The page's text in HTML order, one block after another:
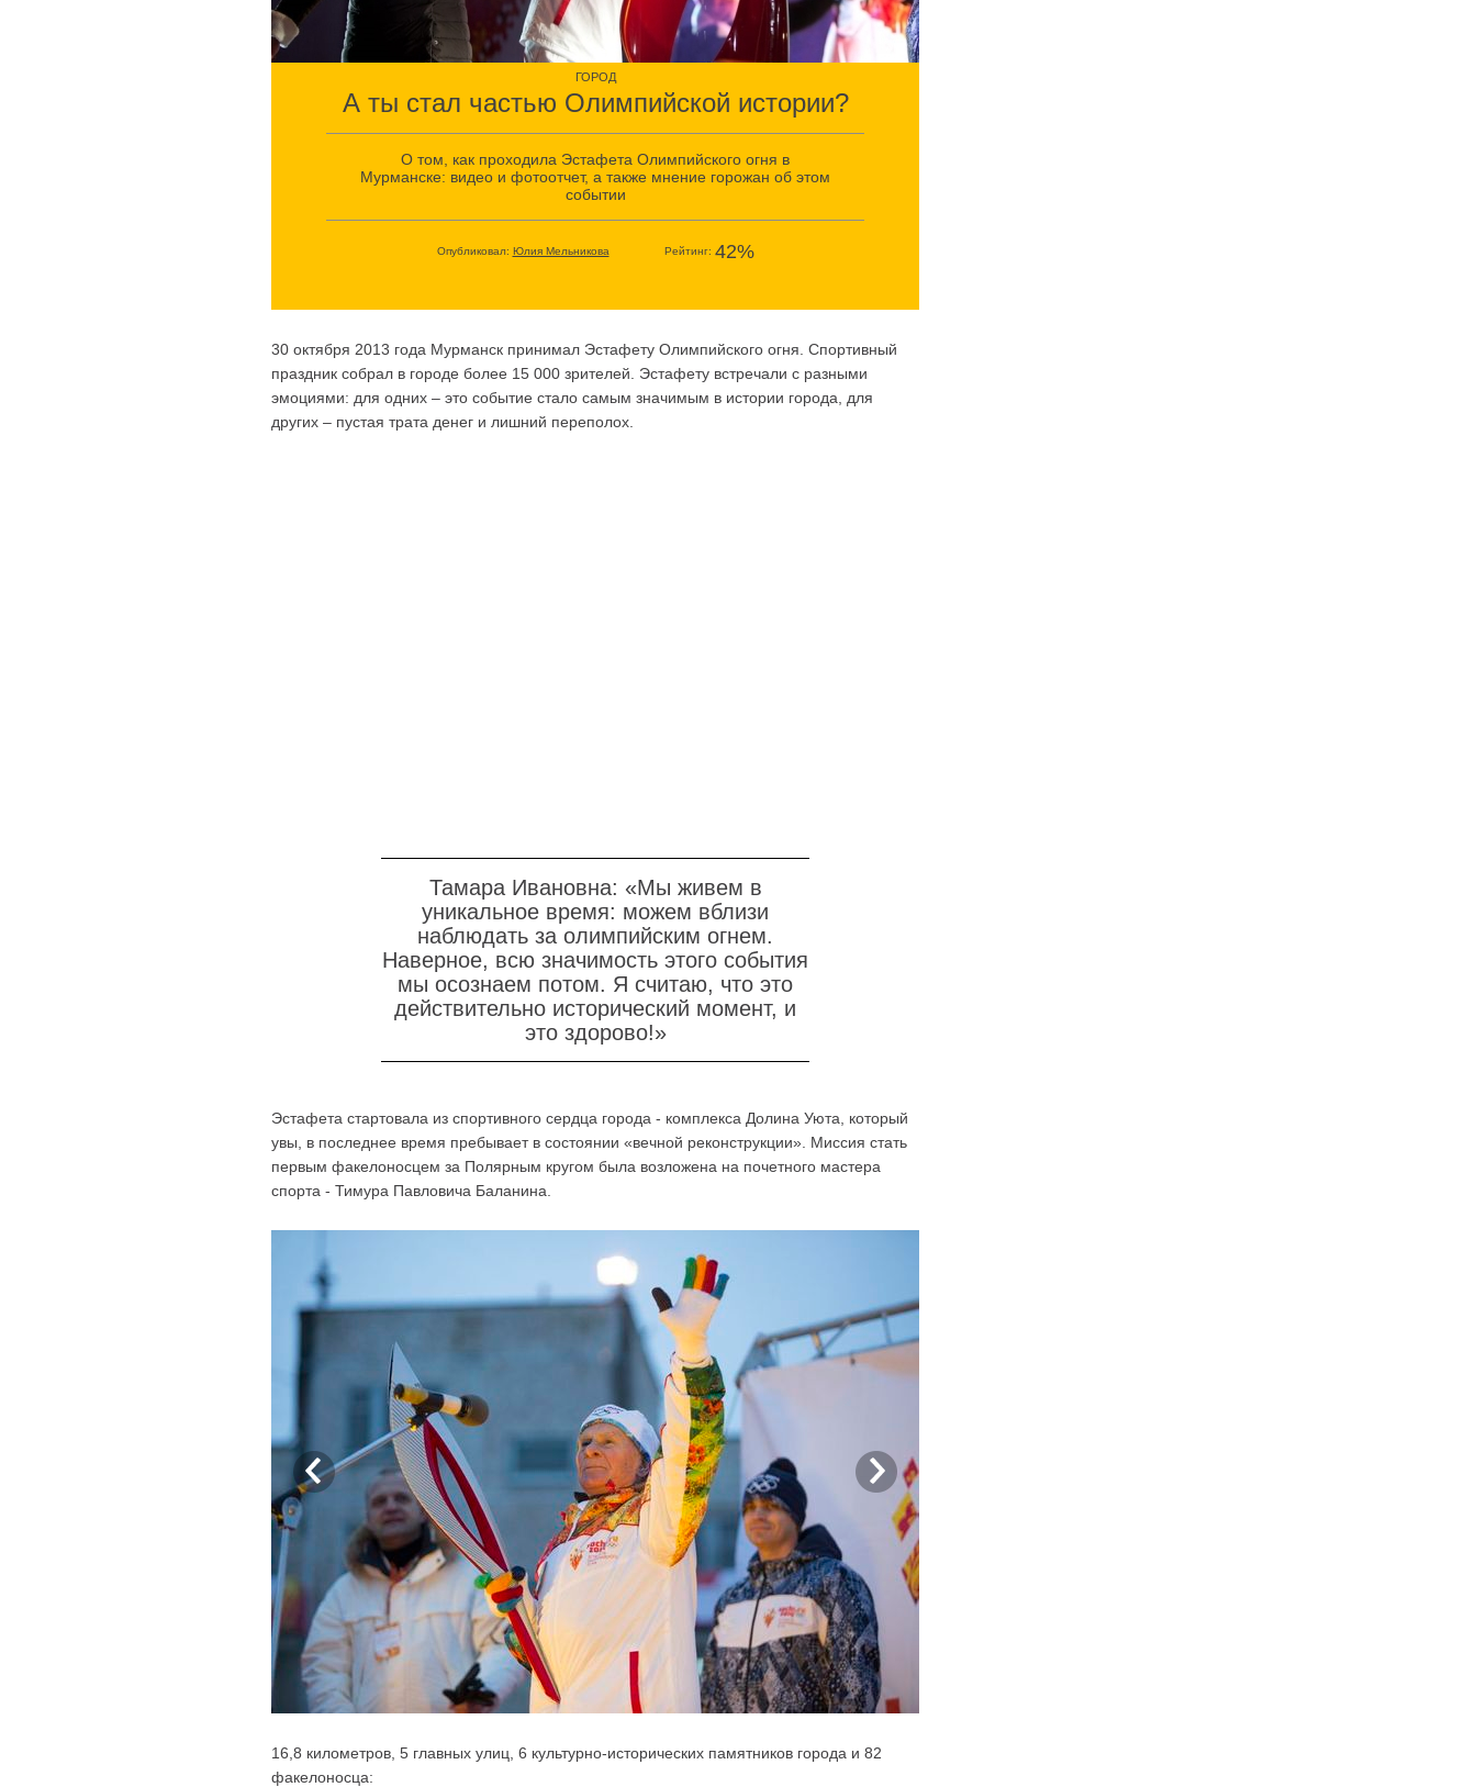
ГОРОД
А ты стал частью Олимпийской истории?
О том, как проходила Эстафета Олимпийского огня в
Мурманске: видео и фотоотчет, а также мнение горожан об этом
событии
Опубликовал: Юлия Мельникова Рейтинг: 42%
30 октября 2013 года Мурманск принимал Эстафету Олимпийского огня. Спортивный
праздник собрал в городе более 15 000 зрителей. Эстафету встречали с разными
эмоциями: для одних – это событие стало самым значимым в истории города, для
других – пустая трата денег и лишний переполох.
Тамара Ивановна: «Мы живем в
уникальное время: можем вблизи
наблюдать за олимпийским огнем.
Наверное, всю значимость этого события
мы осознаем потом. Я считаю, что это
действительно исторический момент, и
это здорово!»
Эстафета стартовала из спортивного сердца города - комплекса Долина Уюта, который
увы, в последнее время пребывает в состоянии «вечной реконструкции». Миссия стать
первым факелоносцем за Полярным кругом была возложена на почетного мастера
спорта - Тимура Павловича Баланина.
16,8 километров, 5 главных улиц, 6 культурно-исторических памятников города и 82
факелоносца: